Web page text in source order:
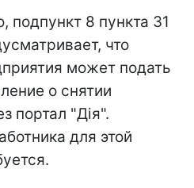
подпункт 8 пункта 31
что
может подать
о снятии
портал "Дія".
для этой